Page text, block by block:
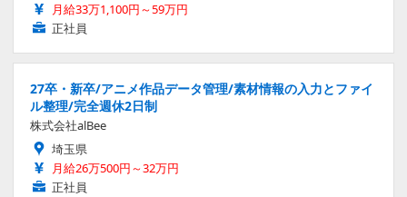
月給33万1,100円～59万円
正社員
27卒・新卒/アニメ作品データ管理/素材情報の入力とファイ
ル整理/完全週休2日制
株式会社alBee
埼玉県
月給26万500円～32万円
正社員